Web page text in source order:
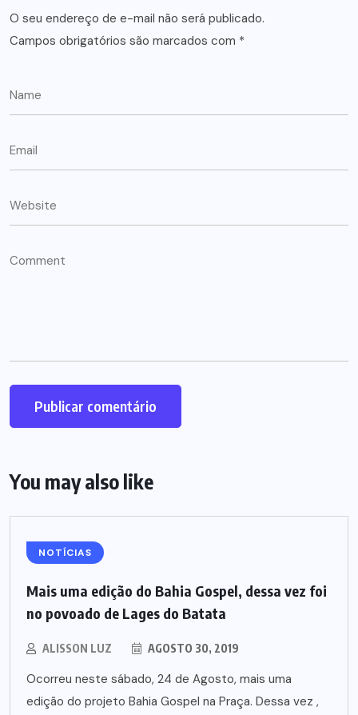
O seu endereço de e-mail não será publicado.
Campos obrigatórios são marcados com *
You may also like
NOTÍCIAS
Mais uma edição do Bahia Gospel, dessa vez foi
no povoado de Lages do Batata
ALISSON LUZ AGOSTO 30, 2019
Ocorreu neste sábado, 24 de Agosto, mais uma
edição do projeto Bahia Gospel na Praça. Dessa vez ,